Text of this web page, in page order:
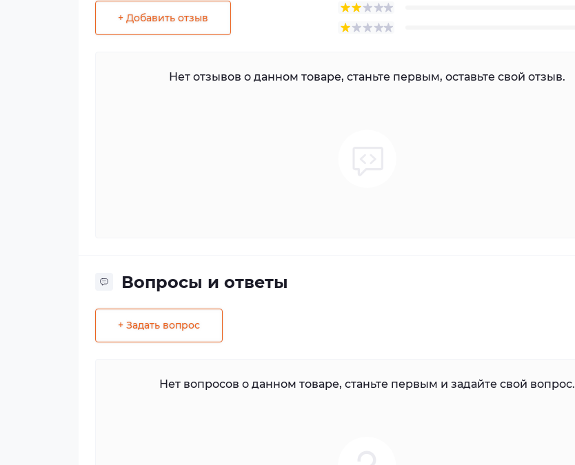
+ Добавить отзыв
Нет отзывов о данном товаре, станьте первым, оставьте свой отзыв.
Вопросы и ответы
+ Задать вопрос
Нет вопросов о данном товаре, станьте первым и задайте свой вопрос.